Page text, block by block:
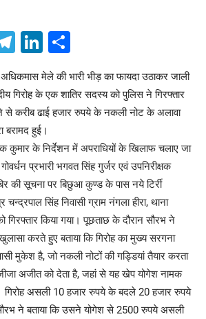
Telegram
LinkedIn
मेले की भारी भीड़ का फायदा उठाकर जाली
गिरोह के एक शातिर सदस्य को पुलिस ने गिरफ्तार
से करीब ढाई हजार रुपये के नकली नोट के अलावा
बरामद हुई।
कुमार के निर्देशन में अपराधियों के खिलाफ चलाए जा
प्रभारी भगवत सिंह गुर्जर एवं उपनिरीक्षक
की सूचना पर बिछुआ कुण्ड के पास नये टिर्री
चन्द्रपाल सिंह निवासी ग्राम नंगला हीरा, थाना
किया गया। पूछताछ के दौरान सौरभ ने
करते हुए बताया कि गिरोह का मुख्य सरगना
मुकेश है, जो नकली नोटों की गड्डियां तैयार करता
अजीत को देता है, जहां से यह खेप योगेश नामक
गिरोह असली 10 हजार रुपये के बदले 20 हजार रुपये
ने बताया कि उसने योगेश से 2500 रुपये असली